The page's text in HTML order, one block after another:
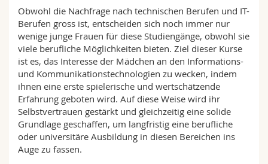
Obwohl die Nachfrage nach technischen Berufen und IT-
Berufen gross ist, entscheiden sich noch immer nur
wenige junge Frauen für diese Studiengänge, obwohl sie
viele berufliche Möglichkeiten bieten. Ziel dieser Kurse
ist es, das Interesse der Mädchen an den Informations-
und Kommunikationstechnologien zu wecken, indem
ihnen eine erste spielerische und wertschätzende
Erfahrung geboten wird. Auf diese Weise wird ihr
Selbstvertrauen gestärkt und gleichzeitig eine solide
Grundlage geschaffen, um langfristig eine berufliche
oder universitäre Ausbildung in diesen Bereichen ins
Auge zu fassen.